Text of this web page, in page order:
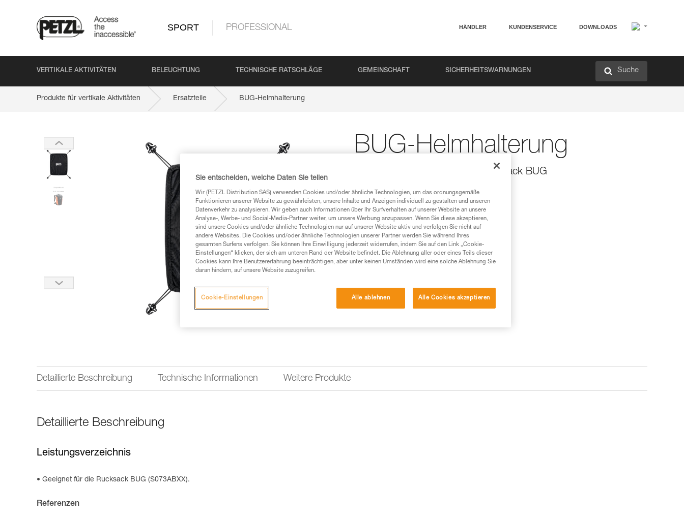
SPORT PROFESSIONAL HÄNDLER KUNDENSERVICE DOWNLOADS
VERTIKALE AKTIVITÄTEN BELEUCHTUNG TECHNISCHE RATSCHLÄGE GEMEINSCHAFT SICHERHEITSWARNUNGEN Suche
Produkte für vertikale Aktivitäten Ersatzteile BUG-Helmhalterung
BUG-Helmhalterung
Ersatzhelmhalterung für den Rucksack BUG
Ersatzhelmnetz für den Rucksack BUG.
Einen Händler finden
Detaillierte Beschreibung Technische Informationen Weitere Produkte
Detaillierte Beschreibung
Leistungsverzeichnis
Geeignet für die Rucksack BUG (S073ABXX).
Referenzen
Sie entscheiden, welche Daten Sie teilen
Wir (PETZL Distribution SAS) verwenden Cookies und/oder ähnliche Technologien, um das ordnungsgemäße
Funktionieren unserer Website zu gewährleisten, unsere Inhalte und Anzeigen individuell zu gestalten und unseren
Datenverkehr zu analysieren. Wir geben auch Informationen über Ihr Surfverhalten auf unserer Website an unsere
Analyse-, Werbe- und Social-Media-Partner weiter, um unsere Werbung anzupassen. Wenn Sie diese akzeptieren,
sind unsere Cookies und/oder ähnliche Technologien nur auf unserer Website aktiv und verfolgen Sie nicht auf
andere Websites. Die Cookies und/oder ähnliche Technologien unserer Partner werden Sie während Ihres
gesamten Surfens verfolgen. Sie können Ihre Einwilligung jederzeit widerrufen, indem Sie auf den Link „Cookie-
Einstellungen“ klicken, der sich am unteren Rand der Website befindet. Die Ablehnung aller oder eines Teils dieser
Cookies kann Ihre Benutzererfahrung beeinträchtigen, aber unter keinen Umständen wird eine solche Ablehnung Sie
daran hindern, auf unsere Website zuzugreifen.
Alle ablehnen Alle Cookies akzeptieren
Cookie-Einstellungen